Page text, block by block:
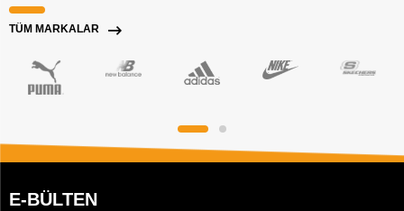
TÜM MARKALAR
E-BÜLTEN